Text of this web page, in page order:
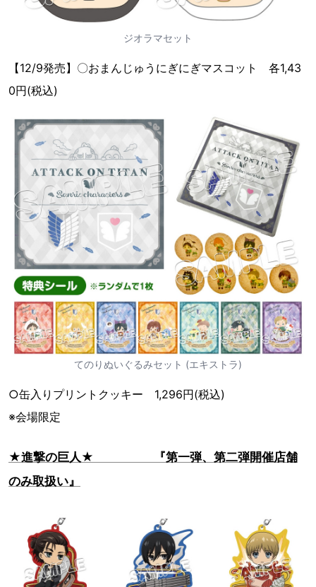
ジオラマセット
【12/9発売】〇おまんじゅうにぎにぎマスコット 各1,43
0円(税込)
てのりぬいぐるみセット (エキストラ)
○缶入りプリントクッキー 1,296円(税込)
※会場限定
★進撃の巨人★ 『第一弾、第二弾開催店舗
のみ取扱い』